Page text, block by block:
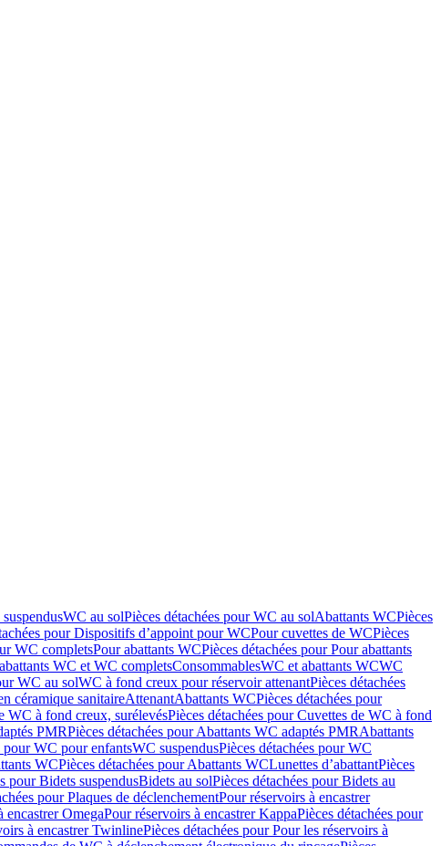
WC au solPièces détachées pour WC au solAbattants WCPièces
pour Dispositifs d’appoint pour WCPour cuvettes de WCPièces
WC completsPour abattants WCPièces détachées pour Pour abattants
WC et WC completsConsommablesWC et abattants WCWC
WC au solWC à fond creux pour réservoir attenantPièces détachées
céramique sanitaireAttenantAbattants WCPièces détachées pour
WC à fond creux, surélevésPièces détachées pour Cuvettes de WC à fond
PMRPièces détachées pour Abattants WC adaptés PMRAbattants
pour WC pour enfantsWC suspendusPièces détachées pour WC
WCPièces détachées pour Abattants WCLunettes d’abattantPièces
pour Bidets suspendusBidets au solPièces détachées pour Bidets au
pour Plaques de déclenchementPour réservoirs à encastrer
encastrer OmegaPour réservoirs à encastrer KappaPièces détachées pour
à encastrer TwinlinePièces détachées pour Pour les réservoirs à